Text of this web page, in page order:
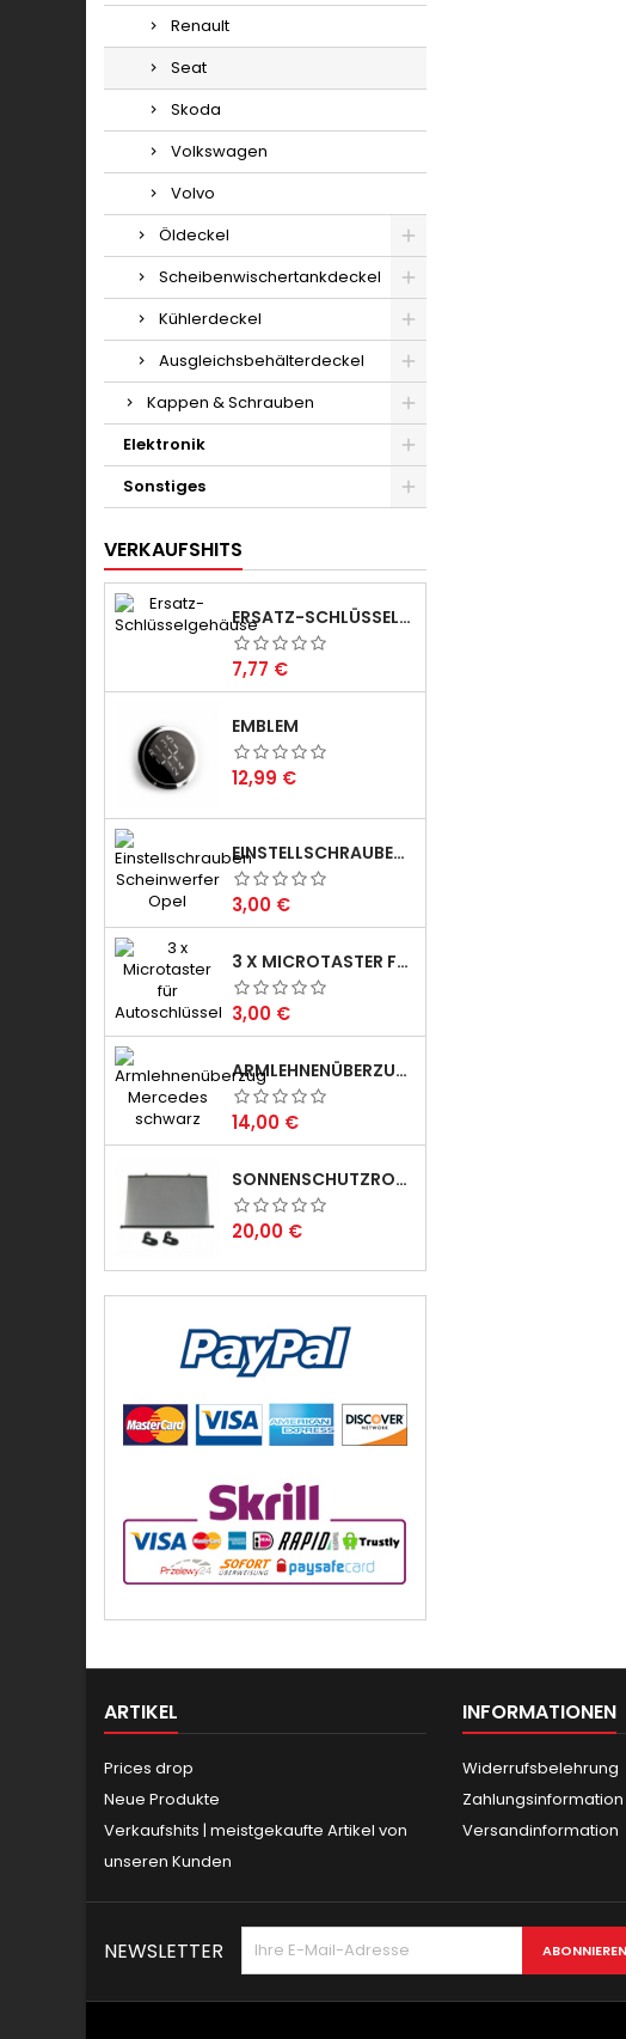
Renault
Seat
Skoda
Volkswagen
Volvo
Öldeckel
Scheibenwischertankdeckel
Kühlerdeckel
Ausgleichsbehälterdeckel
Kappen & Schrauben
Elektronik
Sonstiges
VERKAUFSHITS
ERSATZ-SCHLÜSSELGEHÄUSE
Preis
7,77 €
EMBLEM
Preis
12,99 €
EINSTELLSCHRAUBEN FÜR SCHEINWERFER
Preis
3,00 €
3 X MICROTASTER FÜR AUTOSCHLÜSSEL
Preis
3,00 €
ARMLEHNENÜBERZUG SCHWARZ
Preis
14,00 €
SONNENSCHUTZROLLO
Preis
20,00 €
ARTIKEL
Prices drop
Neue Produkte
Verkaufshits | meistgekaufte Artikel von
unseren Kunden
INFORMATIONEN
Widerrufsbelehrung
Zahlungsinformation
Versandinformation
NEWSLETTER